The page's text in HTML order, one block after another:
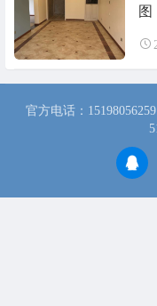
图
官方电话：15198056259